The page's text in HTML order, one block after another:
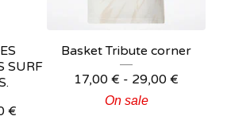
SURF
€
Basket Tribute corner
17,00 € - 29,00 €
On sale